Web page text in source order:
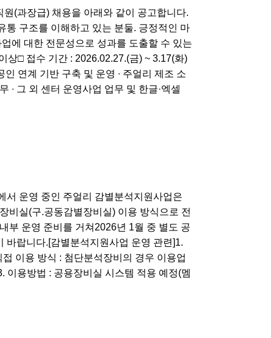
(과장급) 채용을 아래와 같이 공고합니다.
통 구조를 이해하고 있는 분둘. 긍정적인 마
에 대한 전문성으로 성과를 도출할 수 있는
상□ 접수 기간 : 2026.02.27.(금) ~ 3.17(화)
연계 기반 구축 및 운영 ∙ 주얼리 제조 소
∙ 그 외 센터 운영사업 업무 및 한글·엑셀
서 운영 중인 주얼리 감별분석지원사업은
비실(구.공동감별장비실) 이용 방식으로 전
부 운영 준비를 거쳐2026년 1월 중 별도 공
바랍니다.[감별분석지원사업 운영 관련]1.
이용 방식 : 첨단분석장비의 경우 이용업
이용방법 : 공용장비실 시스템 적용 예정(멤